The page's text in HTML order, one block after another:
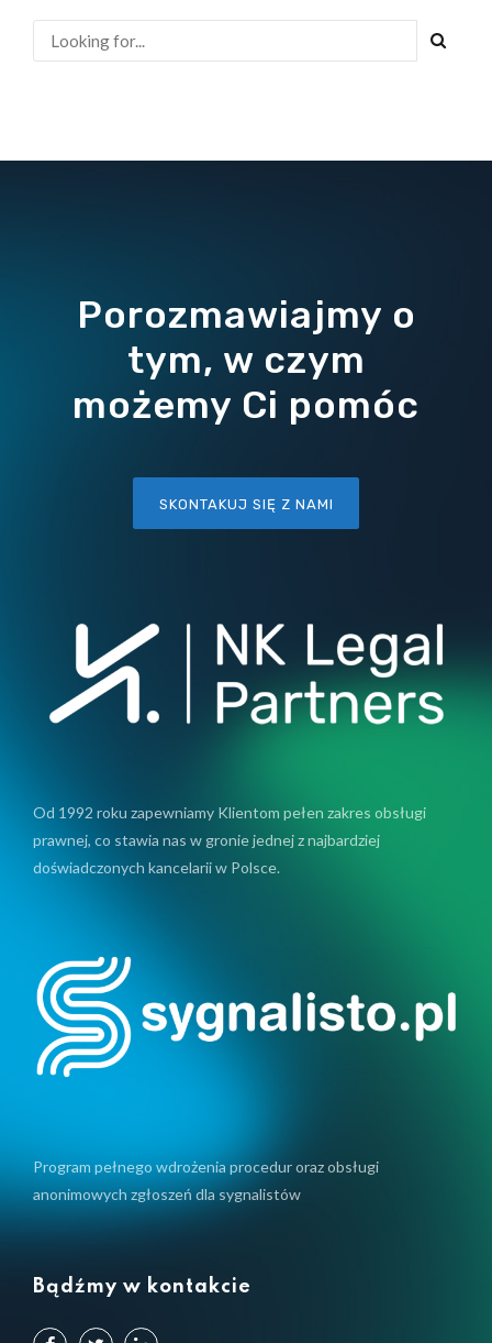
Porozmawiajmy o
tym, w czym
możemy Ci pomóc
SKONTAKUJ SIĘ Z NAMI
Od 1992 roku zapewniamy Klientom pełen zakres obsługi
prawnej, co stawia nas w gronie jednej z najbardziej
doświadczonych kancelarii w Polsce.
Program pełnego wdrożenia procedur oraz obsługi
anonimowych zgłoszeń dla sygnalistów
Bądźmy w kontakcie